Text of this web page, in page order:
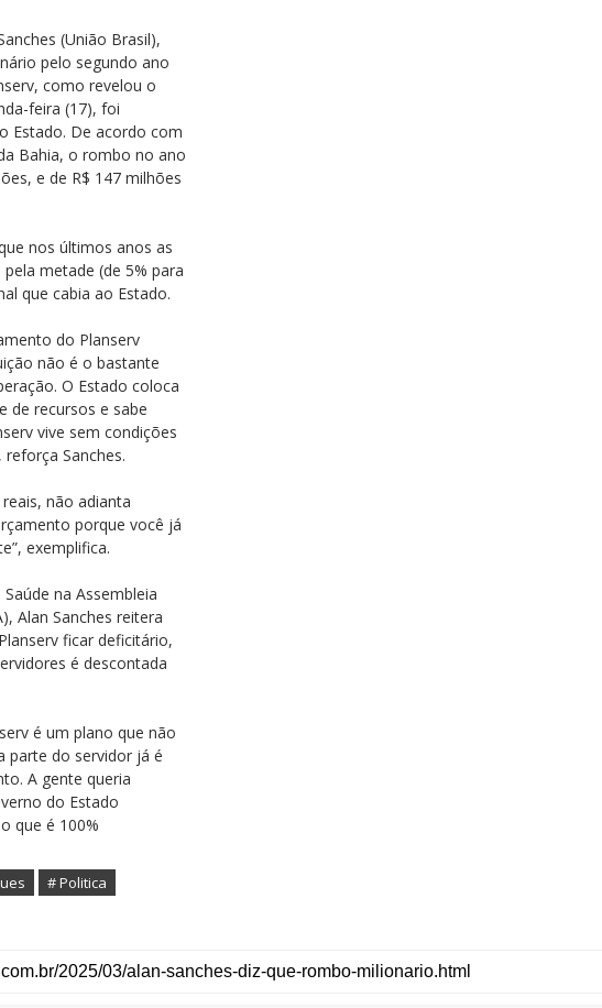
(União Brasil),
pelo segundo ano
como revelou o
feira (17), foi
Estado. De acordo com
Bahia, o rombo no ano
e de R$ 147 milhões
nos últimos anos as
metade (de 5% para
que cabia ao Estado.
do Planserv
não é o bastante
O Estado coloca
de recursos e sabe
vive sem condições
Sanches.
não adianta
porque você já
exemplifica.
na Assembleia
Alan Sanches reitera
ficar deficitário,
é descontada
é um plano que não
parte do servidor já é
A gente queria
do Estado
que é 100%
# Politica